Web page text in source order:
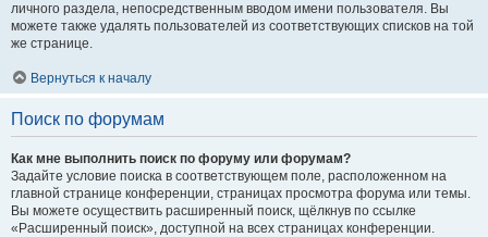
личного раздела, непосредственным вводом имени пользователя. Вы
можете также удалять пользователей из соответствующих списков на той
же странице.
Вернуться к началу
Поиск по форумам
Как мне выполнить поиск по форуму или форумам?
Задайте условие поиска в соответствующем поле, расположенном на
главной странице конференции, страницах просмотра форума или темы.
Вы можете осуществить расширенный поиск, щёлкнув по ссылке
«Расширенный поиск», доступной на всех страницах конференции.